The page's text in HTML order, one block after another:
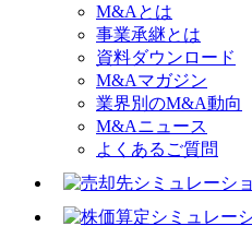
M&Aとは
事業承継とは
資料ダウンロード
M&Aマガジン
業界別のM&A動向
M&Aニュース
よくあるご質問